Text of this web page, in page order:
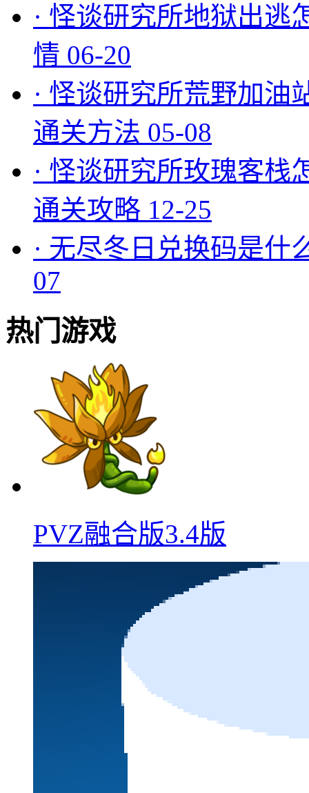
· 怪谈研究所地狱出逃
情 06-20
· 怪谈研究所荒野加油
通关方法 05-08
· 怪谈研究所玫瑰客栈
通关攻略 12-25
· 无尽冬日兑换码是什
07
热门游戏
PVZ融合版3.4版